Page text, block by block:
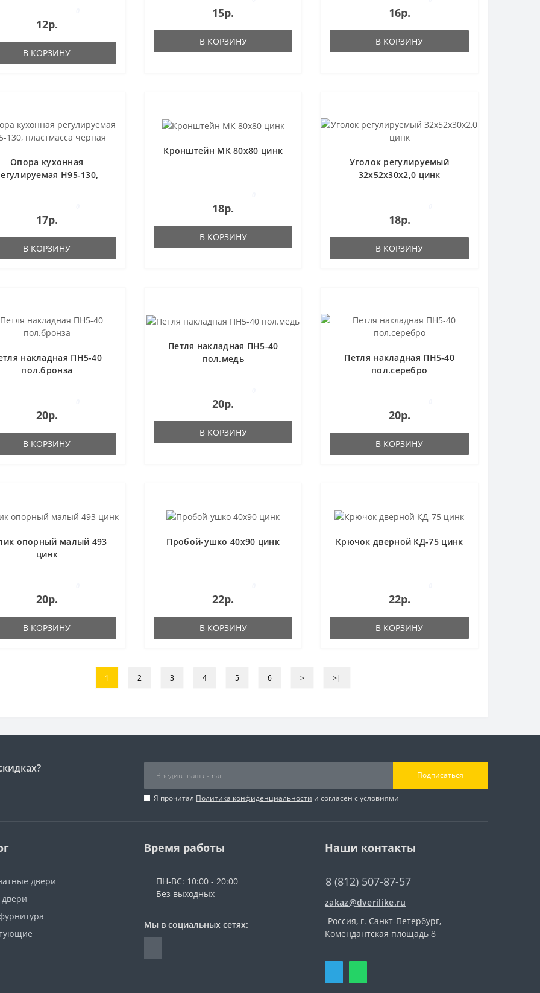
12р.
В КОРЗИНУ
15р.
В КОРЗИНУ
16р.
В КОРЗИНУ
Опора кухонная
Н95-130,
17р.
В КОРЗИНУ
Кронштейн МК 80x80 цинк
18р.
В КОРЗИНУ
Уголок регулируемый
32х52х30х2,0 цинк
18р.
В КОРЗИНУ
накладная ПН5-40
пол.бронза
20р.
В КОРЗИНУ
Петля накладная ПН5-40
пол.медь
20р.
В КОРЗИНУ
Петля накладная ПН5-40
пол.серебро
20р.
В КОРЗИНУ
опорный малый 493
цинк
20р.
В КОРЗИНУ
Пробой-ушко 40x90 цинк
22р.
В КОРЗИНУ
Крючок дверной КД-75 цинк
22р.
В КОРЗИНУ
1 2 3 4 5 6 > >|
Подписаться
Я прочитал Политика конфиденциальности и согласен с условиями
двери
Время работы
ПН-ВС: 10:00 - 20:00
Без выходных
Мы в социальных сетях:
Наши контакты
8 (812) 507-87-57
zakaz@dverilike.ru
Россия, г. Санкт-Петербург,
Комендантская площадь 8